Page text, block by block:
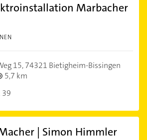
Marbacher
15,74321 Bietigheim-Bissingen
5,7 km
39
| Simon Himmler